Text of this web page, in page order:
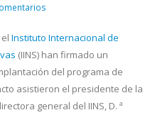
Instituto Internacional de
(IINS) han firmado un
del programa de
asistieron el presidente de la
general del IINS, D. ª